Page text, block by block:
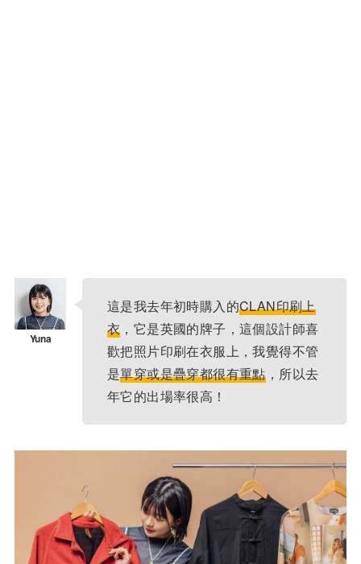
這是我去年初時購入的CLAN印刷上
衣 ，它是英國的牌子，這個設計師喜
歡把照片印刷在衣服上，我覺得不管
是單穿或是疊穿都很有重點，所以去
年它的出場率很高！